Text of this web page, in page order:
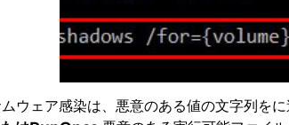
ウェア感染は、悪意のある値の文字列